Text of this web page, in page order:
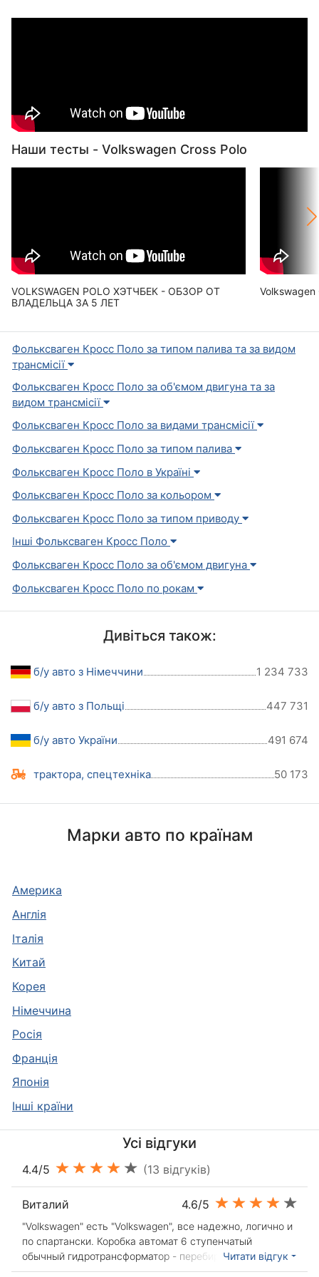
Наши тесты - Volkswagen Cross Polo
VOLKSWAGEN POLO ХЭТЧБЕК - ОБЗОР ОТ
ВЛАДЕЛЬЦА ЗА 5 ЛЕТ
Volkswagen
Фольксваген Кросс Поло за типом палива та за видом
трансмісії
Фольксваген Кросс Поло за об'ємом двигуна та за
видом трансмісії
Фольксваген Кросс Поло за видами трансмісії
Фольксваген Кросс Поло за типом палива
Фольксваген Кросс Поло в Україні
Фольксваген Кросс Поло за кольором
Фольксваген Кросс Поло за типом приводу
Інші Фольксваген Кросс Поло
Фольксваген Кросс Поло за об'ємом двигуна
Фольксваген Кросс Поло по рокам
Дивіться також:
б/у авто з Німеччини 1 234 733
б/у авто з Польщі 447 731
б/у авто України 491 674
трактора, спецтехніка 50 173
Марки авто по країнам
Америка
Англія
Італія
Китай
Корея
Німеччина
Росія
Франція
Японія
Інші країни
Усі відгуки
4.4/5 (13 відгуків)
Виталий 4.6/5
"Volkswagen" есть "Volkswagen", все надежно, логично и
по спартански. Коробка автомат 6 ступенчатый
обычный гидротрансформатор - перебирает передачи
без каких либо толчков и т.д. ДВС - 1,4. При скорости
Читати відгук